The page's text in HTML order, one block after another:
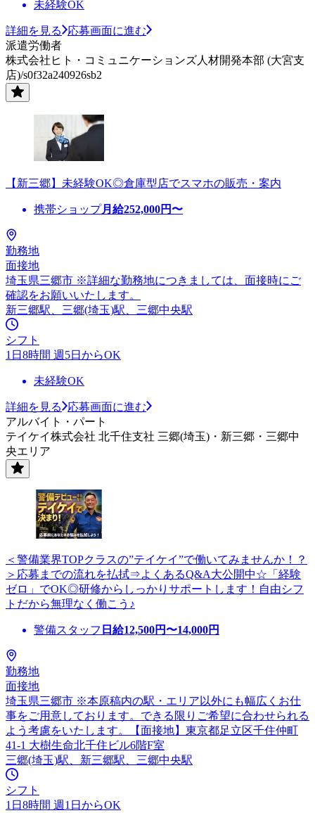
未経験OK
詳細を見る
応募画面に進む
派遣労働者
株式会社ヒト・コミュニケーションズ人材開発本部 (大宮支
店)/s0f32a240926sb2
【新三郷】未経験OK◎倉庫型店でスマホの販売・案内
携帯ショップ月給252,000円〜
勤務地
面接地
埼玉県三郷市 ※詳細な勤務地につきましては、面接時にご
確認をお願いいたします。
新三郷駅、三郷(埼玉)駅、三郷中央駅
シフト
1日8時間 週5日からOK
未経験OK
詳細を見る
応募画面に進む
アルバイト・パート
テイケイ株式会社 北千住支社 三郷(埼玉)・新三郷・三郷中
央エリア
＜警備業界TOPクラスの”テイケイ”で働いてみませんか！？
＞応募までの流れを払拭⇒よくあるQ&A大公開中☆「経験
ゼロ」でOK◎研修からしっかりサポートします！自由シフ
トだから無理なく働こう♪
警備スタッフ 日給12,500円〜14,000円
勤務地
面接地
埼玉県三郷市 ※本原稿内の駅・エリア以外にも幅広くお仕
事をご用意しております。できる限りご希望に合わせられる
よう考慮をいたします。【面接地】東京都足立区千住仲町
41-1 大樹生命北千住ビル6階F室
三郷(埼玉)駅、新三郷駅、三郷中央駅
シフト
1日8時間 週1日からOK